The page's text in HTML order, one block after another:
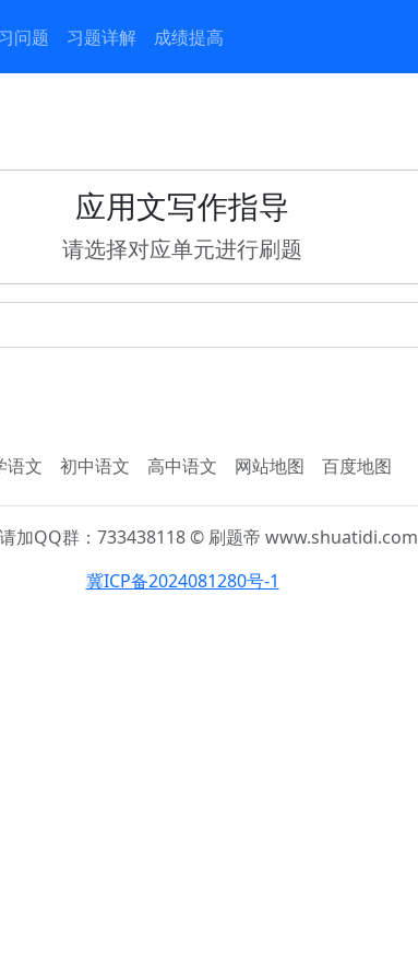
问题 习题详解 成绩提高
应用文写作指导
请选择对应单元进行刷题
语文 初中语文 高中语文 网站地图 百度地图
加QQ群：733438118 © 刷题帝 www.shuatidi.com
冀ICP备2024081280号-1